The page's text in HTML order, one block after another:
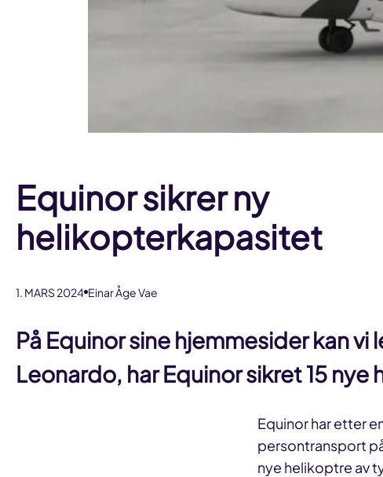
Equinor sikrer ny
helikopterkapasitet
1. MARS 2024 Einar Åge Vae
På Equinor sine hjemmesider kan
Leonardo, har Equinor sikret 15
Equinor har etter
persontransport
nye helikoptre av